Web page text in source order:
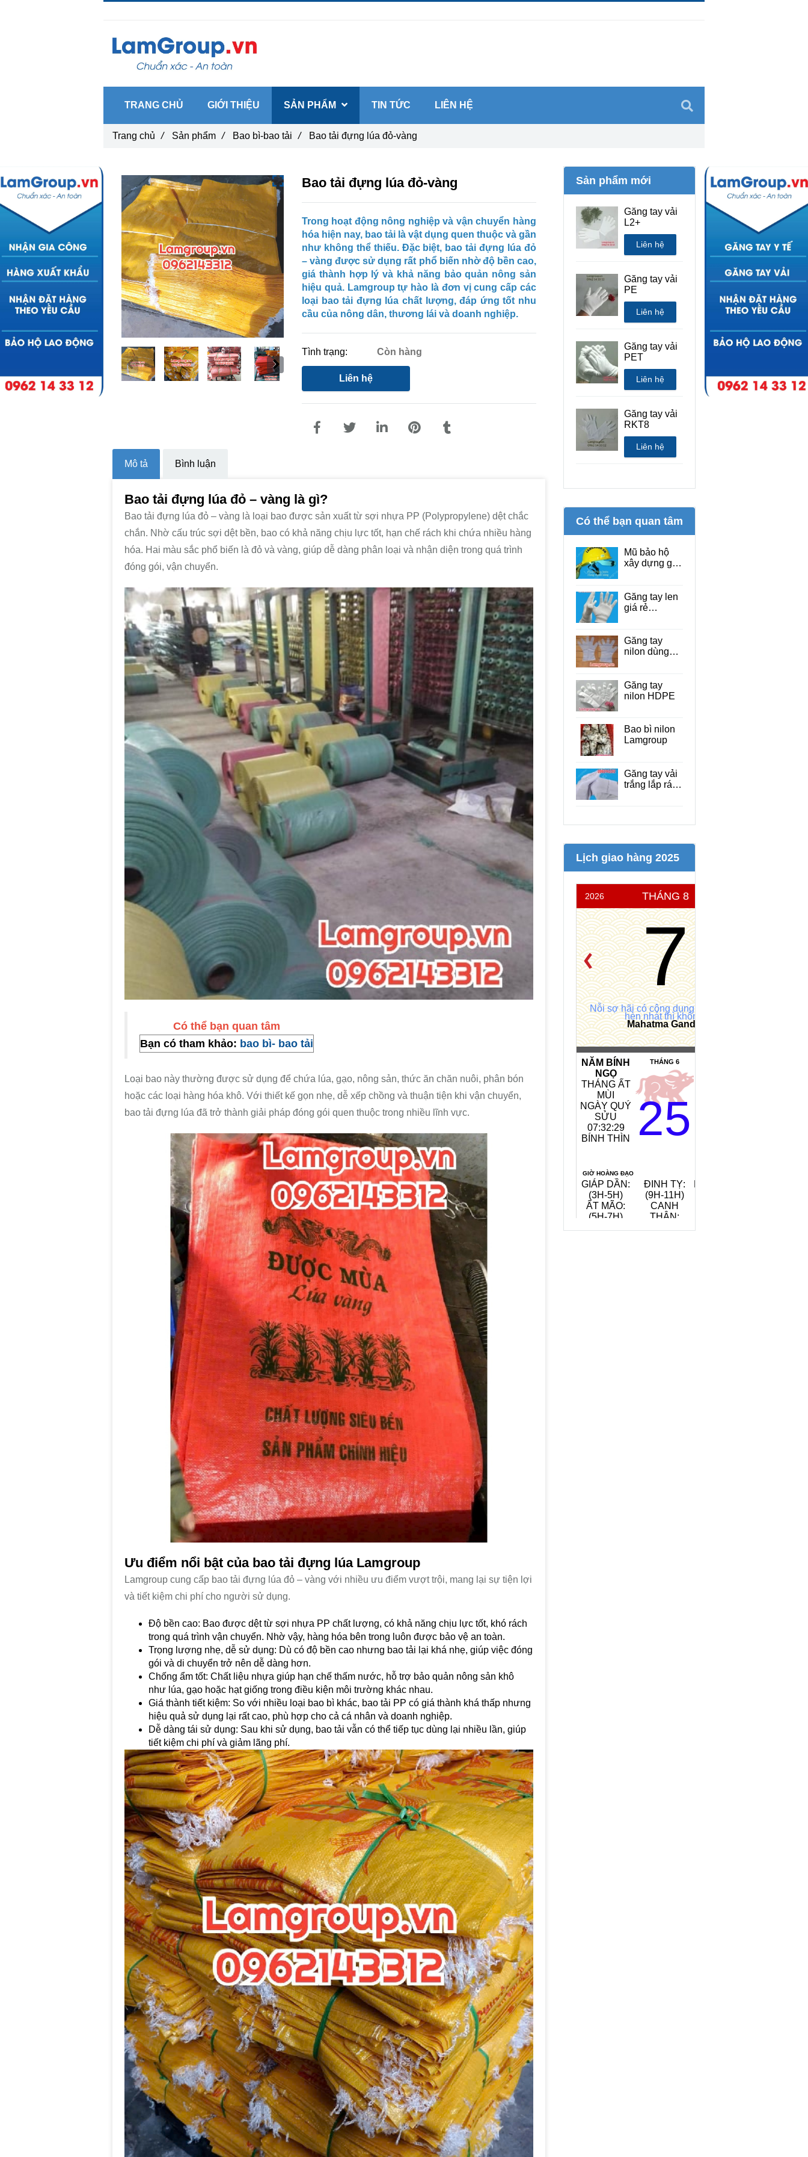
Bao tải đựng lúa đỏ-vàng
Trong hoạt động nông nghiệp và vận chuyển hàng
hóa hiện nay, bao tải là vật dụng quen thuộc và gần
như không thể thiếu. Đặc biệt, bao tải đựng lúa đỏ
– vàng được sử dụng rất phổ biến nhờ độ bền cao,
giá thành hợp lý và khả năng bảo quản nông sản
hiệu quả. Lamgroup tự hào là đơn vị cung cấp các
loại bao tải đựng lúa chất lượng, đáp ứng tốt nhu
cầu của nông dân, thương lái và doanh nghiệp.
Tình trạng: Còn hàng
Liên hệ
Mô tả Bình luận
Bao tải đựng lúa đỏ – vàng là gì?
Bao tải đựng lúa đỏ – vàng là loại bao được sản xuất từ sợi nhựa PP (Polypropylene) dệt chắc
chắn. Nhờ cấu trúc sợi dệt bền, bao có khả năng chịu lực tốt, hạn chế rách khi chứa nhiều hàng
hóa. Hai màu sắc phổ biến là đỏ và vàng, giúp dễ dàng phân loại và nhận diện trong quá trình
đóng gói, vận chuyển.
Có thể bạn quan tâm
Bạn có tham khảo: bao bì- bao tải
Loại bao này thường được sử dụng để chứa lúa, gạo, nông sản, thức ăn chăn nuôi, phân bón
hoặc các loại hàng hóa khô. Với thiết kế gọn nhẹ, dễ xếp chồng và thuận tiện khi vận chuyển,
bao tải đựng lúa đã trở thành giải pháp đóng gói quen thuộc trong nhiều lĩnh vực.
Ưu điểm nổi bật của bao tải đựng lúa Lamgroup
Lamgroup cung cấp bao tải đựng lúa đỏ – vàng với nhiều ưu điểm vượt trội, mang lại sự tiện lợi
và tiết kiệm chi phí cho người sử dụng.
Độ bền cao: Bao được dệt từ sợi nhựa PP chất lượng, có khả năng chịu lực tốt, khó rách
trong quá trình vận chuyển. Nhờ vậy, hàng hóa bên trong luôn được bảo vệ an toàn.
Trọng lượng nhẹ, dễ sử dụng: Dù có độ bền cao nhưng bao tải lại khá nhẹ, giúp việc đóng
gói và di chuyển trở nên dễ dàng hơn.
Chống ẩm tốt: Chất liệu nhựa giúp hạn chế thấm nước, hỗ trợ bảo quản nông sản khô
như lúa, gạo hoặc hạt giống trong điều kiện môi trường khác nhau.
Giá thành tiết kiệm: So với nhiều loại bao bì khác, bao tải PP có giá thành khá thấp nhưng
hiệu quả sử dụng lại rất cao, phù hợp cho cả cá nhân và doanh nghiệp.
Dễ dàng tái sử dụng: Sau khi sử dụng, bao tải vẫn có thể tiếp tục dùng lại nhiều lần, giúp
tiết kiệm chi phí và giảm lãng phí.
Sản phẩm mới
Găng tay vải
L2+
Liên hệ
Găng tay vải
PE
Liên hệ
Găng tay vải
PET
Liên hệ
Găng tay vải
RKT8
Liên hệ
Có thể bạn quan tâm
Mũ bảo hộ
xây dựng giá
Găng tay len
giá rẻ
Găng tay
nilon dùng
Găng tay
nilon HDPE
Bao bì nilon
Lamgroup
Găng tay vải
trắng lắp ráp
Lịch giao hàng 2025
2026 THÁNG 8
7
Nỗi sợ hãi có công dụng, nhưng sự
hèn nhát thì không.
Mahatma Gandhi
NĂM BÍNH
NGỌ
THÁNG ẤT
MÙI
NGÀY QUÝ
SỬU
07:32:31
BÍNH THÌN
THÁNG 6
25
GIỜ HOÀNG ĐẠO
GIÁP DẦN:
(3H-5H)
ẤT MÃO:
(5H-7H)
ĐINH TỴ:
(9H-11H)
CANH
THÂN:
Trang chủ / Sản phẩm / Bao bì-bao tải / Bao tải đựng lúa đỏ-vàng
TRANG CHỦ GIỚI THIỆU SẢN PHẨM TIN TỨC LIÊN HỆ